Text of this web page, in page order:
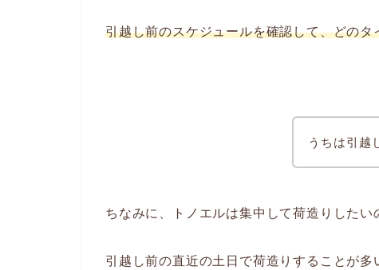
引越し前のスケジュールを確認して、どの
うちは引越
ちなみに、トノエルは集中して荷造りしたい
引越し前の直近の土日で荷造りすることが多